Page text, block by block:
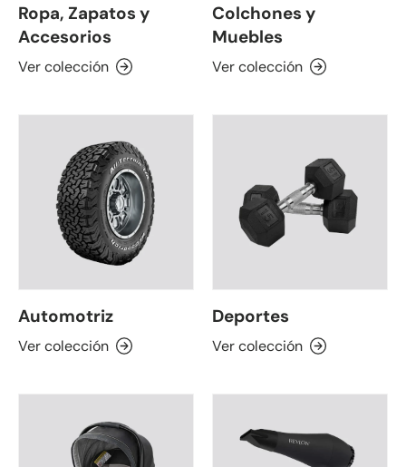
Ropa, Zapatos y
Accesorios
Ver colección
Colchones y
Muebles
Ver colección
Automotriz
Ver colección
Deportes
Ver colección